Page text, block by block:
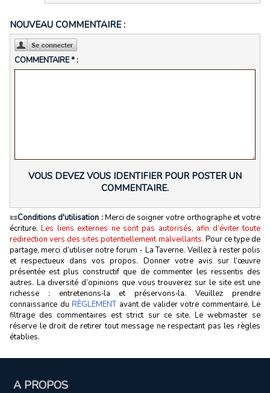
NOUVEAU COMMENTAIRE :
COMMENTAIRE * :
VOUS DEVEZ VOUS IDENTIFIER POUR POSTER UN
COMMENTAIRE.
📜Conditions d'utilisation :Merci de soigner votre orthographe et votre
écriture.Les liens externes ne sont pas autorisés, afin d’éviter toute
redirection vers des sites potentiellement malveillants. Pour ce type de
partage, merci d’utiliser notre forum - La Taverne. Veillez à rester polis
et respectueux dans vos propos. Donner votre avis sur l’œuvre
présentée est plus constructif que de commenter les ressentis des
autres. La diversité d’opinions que vous trouverez sur le site est une
richesse : entretenons‑la et préservons‑la. Veuillez prendre
connaissance du RÈGLEMENTavant de valider votre commentaire. Le
filtrage des commentaires est strict sur ce site. Le webmaster se
réserve le droit de retirer tout message ne respectant pas les règles
établies.
A PROPOS